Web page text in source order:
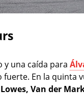
y una caída para
En la quinta
Van der